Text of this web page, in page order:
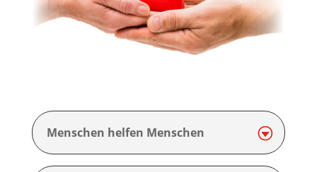
Menschen helfen Menschen